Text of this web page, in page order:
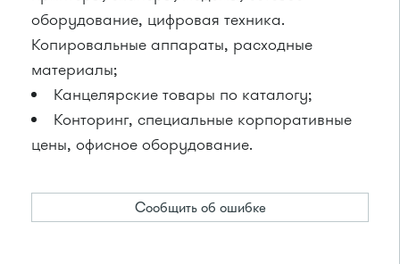
оборудование, цифровая техника.
Копировальные аппараты, расходные
материалы;
Канцелярские товары по каталогу;
Конторинг, специальные корпоративные
цены, офисное оборудование.
Сообщить об ошибке